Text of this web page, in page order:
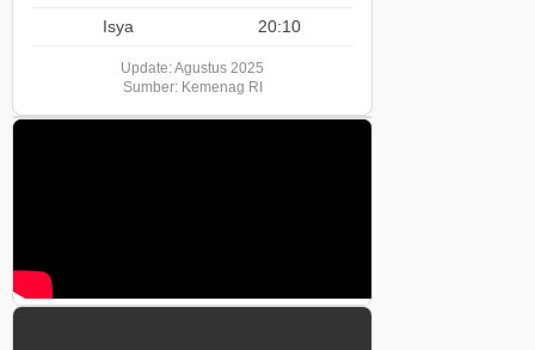
Isya
20:10
Update: Agustus 2025
Sumber: Kemenag RI